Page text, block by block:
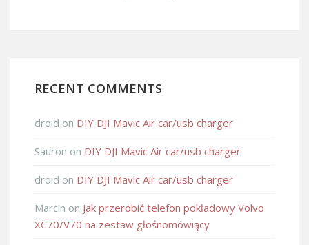
RECENT COMMENTS
droid on DIY DJI Mavic Air car/usb charger
Sauron on DIY DJI Mavic Air car/usb charger
droid on DIY DJI Mavic Air car/usb charger
Marcin on Jak przerobić telefon pokładowy Volvo
XC70/V70 na zestaw głośnomówiący